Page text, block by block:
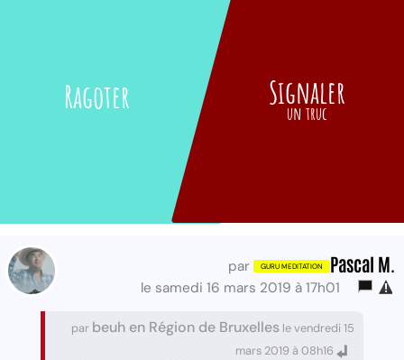
Ragoter Signaler
un truc
par Pascal M.
le samedi 16 mars 2019 à 17h01
par beuh en Région de Bruxelles le vendredi 15
mars 2019 à 08h16